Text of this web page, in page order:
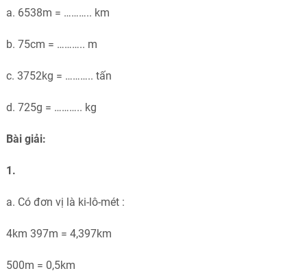
a. 6538m = ……….. km
b. 75cm = ……….. m
c. 3752kg = ……….. tấn
d. 725g = ……….. kg
Bài giải:
1.
a. Có đơn vị là ki-lô-mét :
4km 397m = 4,397km
500m = 0,5km